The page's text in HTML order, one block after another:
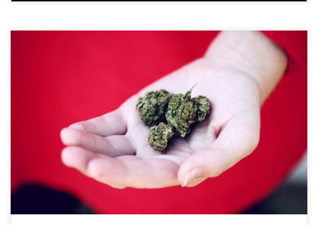
Konopie indyjskie mogą wydawać się przytłaczające, gdy po raz
pierwszy zapoznasz się z tą rośliną, jednak jest kilka rzeczy, które
musisz wiedzieć, które mogą pomóc ci w doborze odpowiedniej
dawki i ustaleniu, która metoda jest dla ciebie najlepsza.
Przyjrzyjmy się […]